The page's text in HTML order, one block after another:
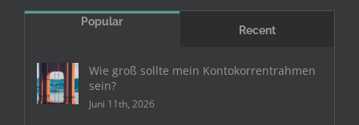
Popular
Recent
Wie groß sollte mein Kontokorrentrahmen
sein?
Juni 11th, 2026